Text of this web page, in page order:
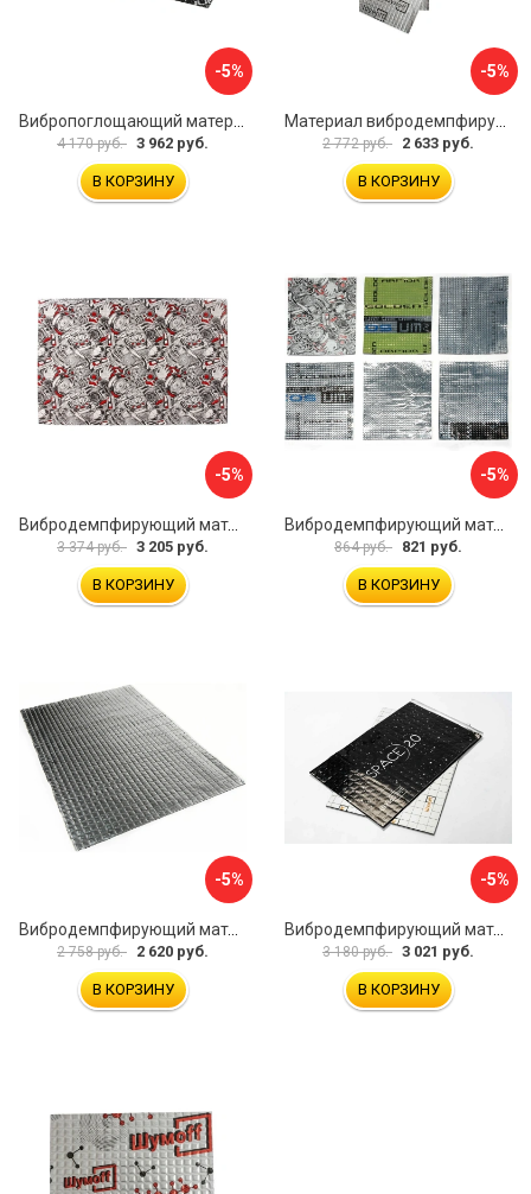
-5%
4 170 руб. 3 962 руб.
В КОРЗИНУ
-5%
2 772 руб. 2 633 руб.
В КОРЗИНУ
-5%
Вибродемпфирующий материал Dreamcar DC-4M0-S070050P18
3 374 руб. 3 205 руб.
В КОРЗИНУ
-5%
Вибродемпфирующий материал Dreamcar Ассорти 3 DC-000-0123873P1021
864 руб. 821 руб.
В КОРЗИНУ
-5%
Вибродемпфирующий материал Dreamcar Noname 2 N6-2M0-S070050P1079
2 758 руб. 2 620 руб.
В КОРЗИНУ
-5%
Вибродемпфирующий материал Шумофф SPACE 2.0 НФ-00001206
3 180 руб. 3 021 руб.
В КОРЗИНУ